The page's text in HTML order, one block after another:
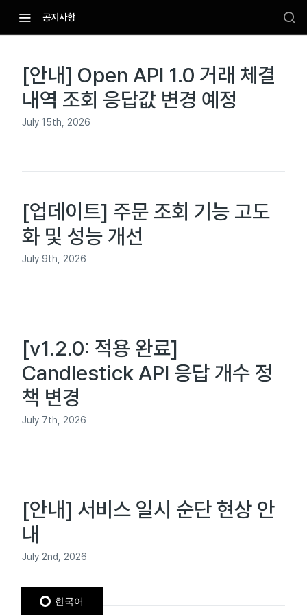
공지사항
Changelog
[안내] Open API 1.0 거래 체결
내역 조회 응답값 변경 예정
July 15th, 2026
[업데이트] 주문 조회 기능 고도
화 및 성능 개선
July 9th, 2026
[v1.2.0: 적용 완료]
Candlestick API 응답 개수 정
책 변경
July 7th, 2026
[안내] 서비스 일시 순단 현상 안
내
July 2nd, 2026
한국어